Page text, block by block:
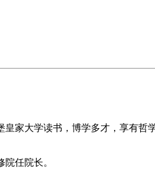
家大学读书，博学多才，享有哲
任院长。